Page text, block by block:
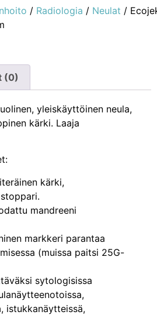
/ Radiologia / Neulat /
(0)
yleiskäyttöinen neula,
kärki. Laaja
kärki,
mandreeni
markkeri parantaa
(muissa paitsi 25G-
sytologisissa
istukkanäytteissä,